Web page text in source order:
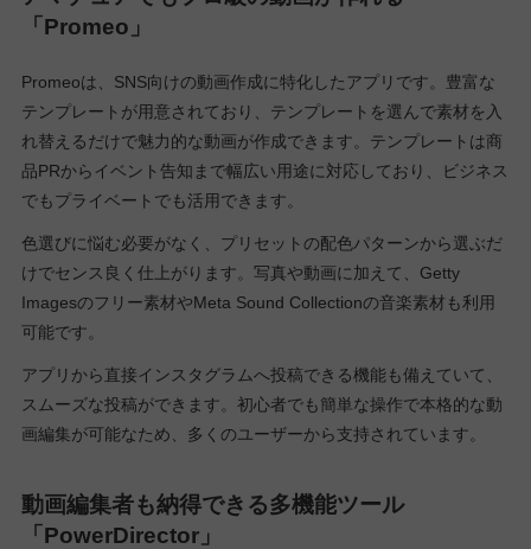
「Promeo」
Promeoは、SNS向けの動画作成に特化したアプリです。豊富な
テンプレートが用意されており、テンプレートを選んで素材を入
れ替えるだけで魅力的な動画が作成できます。テンプレートは商
品PRからイベント告知まで幅広い用途に対応しており、ビジネス
でもプライベートでも活用できます。
色選びに悩む必要がなく、プリセットの配色パターンから選ぶだ
けでセンス良く仕上がります。写真や動画に加えて、Getty
Imagesのフリー素材やMeta Sound Collectionの音楽素材も利用
可能です。
アプリから直接インスタグラムへ投稿できる機能も備えていて、
スムーズな投稿ができます。初心者でも簡単な操作で本格的な動
画編集が可能なため、多くのユーザーから支持されています。
動画編集者も納得できる多機能ツール
「PowerDirector」